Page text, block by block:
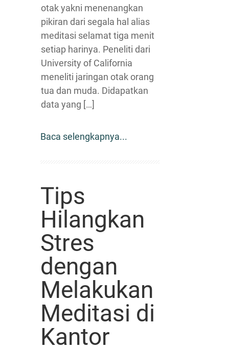
otak yakni menenangkan
pikiran dari segala hal alias
meditasi selamat tiga menit
setiap harinya. Peneliti dari
University of California
meneliti jaringan otak orang
tua dan muda. Didapatkan
data yang […]
Baca selengkapnya...
Tips
Hilangkan
Stres
dengan
Melakukan
Meditasi di
Kantor